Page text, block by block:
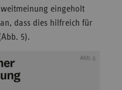
eingeholt
dass dies hilfreich für
5).